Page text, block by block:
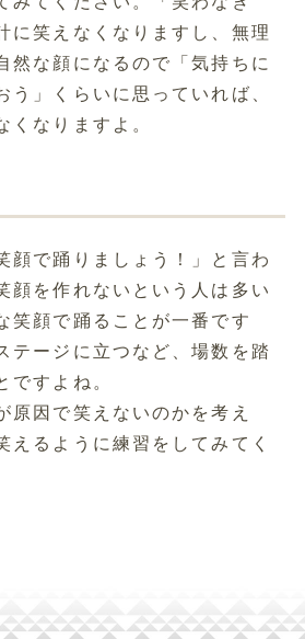
に笑えなくなりますし、無理
然な顔になるので「気持ちに
う」くらいに思っていれば、
くなりますよ。
顔で踊りましょう！」と言わ
顔を作れないという人は多い
笑顔で踊ることが一番です
テージに立つなど、場数を踏
ですよね。
原因で笑えないのかを考え
えるように練習をしてみてく